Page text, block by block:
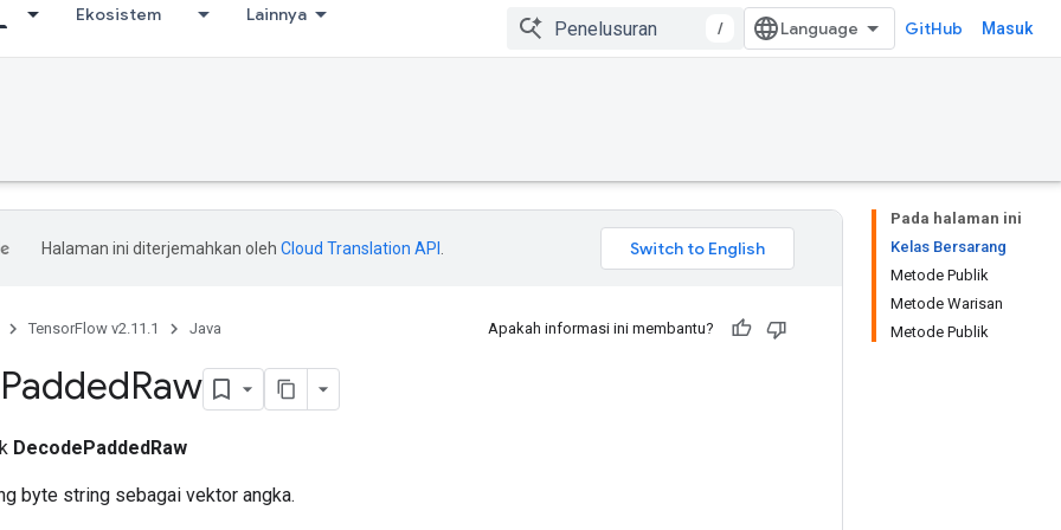
Ekosistem Lainnya
/ GitHub Masuk
Pada halaman ini
Kelas Bersarang
Metode Publik
Metode Warisan
Metode Publik
Halaman ini diterjemahkan oleh Cloud Translation API
TensorFlow v2.11.1 Java Apakah informasi ini membantu?
PaddedRaw
DecodePaddedRaw
byte string sebagai vektor angka.